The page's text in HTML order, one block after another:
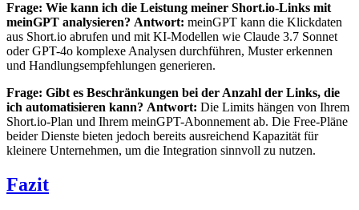
Frage: Wie kann ich die Leistung meiner Short.io-Links mit
meinGPT analysieren? Antwort: meinGPT kann die Klickdaten
aus Short.io abrufen und mit KI-Modellen wie Claude 3.7 Sonnet
oder GPT-4o komplexe Analysen durchführen, Muster erkennen
und Handlungsempfehlungen generieren.
Frage: Gibt es Beschränkungen bei der Anzahl der Links, die
ich automatisieren kann? Antwort: Die Limits hängen von Ihrem
Short.io-Plan und Ihrem meinGPT-Abonnement ab. Die Free-Pläne
beider Dienste bieten jedoch bereits ausreichend Kapazität für
kleinere Unternehmen, um die Integration sinnvoll zu nutzen.
Fazit